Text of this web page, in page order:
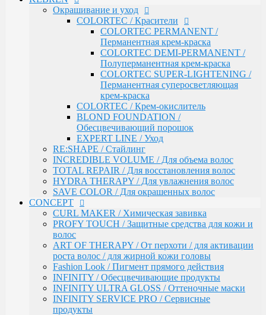
EXPERT LINE / Уход
RE:SHAPE / Стайлинг
INCREDIBLE VOLUME / Для объема волос
TOTAL REPAIR / Для восстановления волос
HYDRA THERAPY / Для увлажнения волос
SAVE COLOR / Для окрашенных волос
CURL MAKER / Химическая завивка
PROFY TOUCH / Защитные средства для кожи и
волос
ART OF THERAPY / От перхоти / для активации
роста волос / для жирной кожи головы
Fashion Look / Пигмент прямого действия
INFINITY / Обесцвечивающие продукты
INFINITY ULTRA GLOSS / Оттеночные маски
INFINITY SERVICE PRO / Сервисные продукты
INFINITY PERFORMANCE / Стайлинг
INFINITY BI-PHASE / Двухфазные спреи
INFINITY VITALITY FORCE / Восстановление
INFINITY COLOR LOCK / Сохранение цвета
INFINITY EXPERT CARE / Салонный уход
INFINITY AQUA BOOST / Увлажнение
Fresh Up / Оттеночный бальзам обогащенный
коллагеном
ANTI-YELLOW / Оттеночные средства для
нейтрализации желтизны
PRO CURLS / Уход за вьющимися волосами
PROFY TOUCH / Уход за волосами
GLOSS EXPERT / Средства для блеска волос
Окрашивание и уход
COLORTEC / Красители
COLORTEC PERMANENT /
Перманентная крем-краска
COLORTEC DEMI-PERMANENT /
Полуперманентная крем-краска
COLORTEC SUPER-LIGHTENING /
Перманентная суперосветляющая
крем-краска
COLORTEC / Крем-окислитель
BLOND FOUNDATION /
Обесцвечивающий порошок
EXPERT LINE / Уход
RE:SHAPE / Стайлинг
INCREDIBLE VOLUME / Для объема волос
TOTAL REPAIR / Для восстановления волос
HYDRA THERAPY / Для увлажнения волос
SAVE COLOR / Для окрашенных волос
CONCEPT
CURL MAKER / Химическая завивка
PROFY TOUCH / Защитные средства для кожи и
волос
ART OF THERAPY / От перхоти / для активации
роста волос / для жирной кожи головы
Fashion Look / Пигмент прямого действия
INFINITY / Обесцвечивающие продукты
INFINITY ULTRA GLOSS / Оттеночные маски
INFINITY SERVICE PRO / Сервисные
продукты